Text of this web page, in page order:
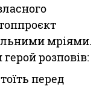
мріями.
розповів:
перед